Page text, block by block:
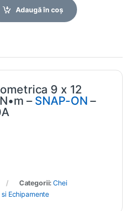
Adaugă în coș
9 x 12
– SNAP-ON –
Categorii:Chei
si Echipamente